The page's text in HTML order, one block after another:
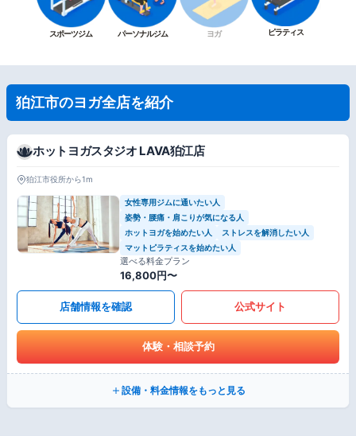
スポーツジム パーソナルジム ヨガ ピラティス
狛江市のヨガ全店を紹介
ホットヨガスタジオ LAVA狛江店
狛江市役所から1m
女性専用ジムに通いたい人
姿勢・腰痛・肩こりが気になる人
ホットヨガを始めたい人
ストレスを解消したい人
マットピラティスを始めたい人
選べる料金プラン
16,800円〜
店舗情報を確認 公式サイト
体験・相談予約
設備・料金情報をもっと見る